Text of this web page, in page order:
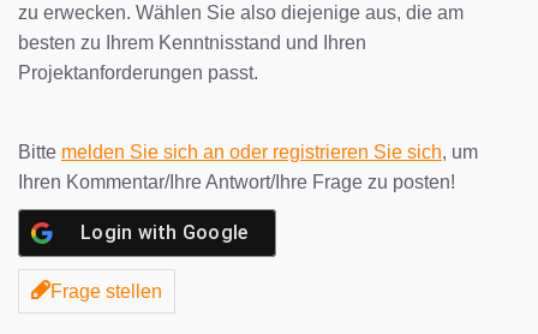
zu erwecken. Wählen Sie also diejenige aus, die am
besten zu Ihrem Kenntnisstand und Ihren
Projektanforderungen passt.
Bitte melden Sie sich an oder registrieren Sie sich, um
Ihren Kommentar/Ihre Antwort/Ihre Frage zu posten!
Login with Google
Frage stellen